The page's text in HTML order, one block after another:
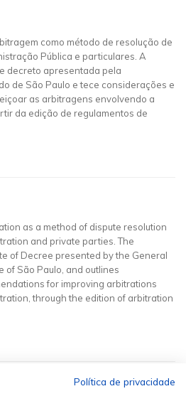
como método de resolução de
Pública e particulares. A
decreto apresentada pela
de São Paulo e tece considerações e
as arbitragens envolvendo a
da edição de regulamentos de
as a method of dispute resolution
and private parties. The
of Decree presented by the General
of São Paulo, and outlines
for improving arbitrations
through the edition of arbitration
Política de privacidade